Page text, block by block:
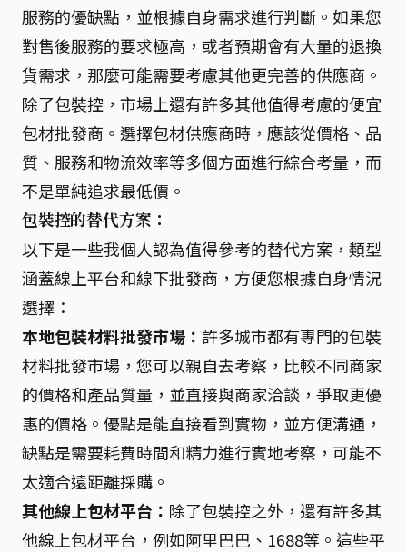
服務的優缺點，並根據自身需求進行判斷。如果您
對售後服務的要求極高，或者預期會有大量的退換
貨需求，那麼可能需要考慮其他更完善的供應商。
除了包裝控，市場上還有許多其他值得考慮的便宜
包材批發商。選擇包材供應商時，應該從價格、品
質、服務和物流效率等多個方面進行綜合考量，而
不是單純追求最低價。
包裝控的替代方案：
以下是一些我個人認為值得參考的替代方案，類型
涵蓋線上平台和線下批發商，方便您根據自身情況
選擇：
本地包裝材料批發市場： 許多城市都有專門的包裝
材料批發市場，您可以親自去考察，比較不同商家
的價格和產品質量，並直接與商家洽談，爭取更優
惠的價格。優點是能直接看到實物，並方便溝通，
缺點是需要耗費時間和精力進行實地考察，可能不
太適合遠距離採購。
其他線上包材平台： 除了包裝控之外，還有許多其
他線上包材平台，例如阿里巴巴、1688等。這些平